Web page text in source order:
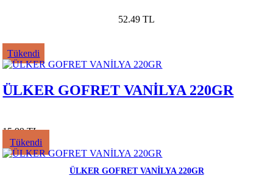
52.49 TL
Tükendi
ÜLKER GOFRET VANİLYA 220GR
15.99 TL
Tükendi
ÜLKER GOFRET VANİLYA 220GR